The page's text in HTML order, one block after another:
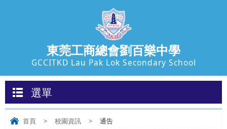
東莞工商總會劉百樂中學
GCCITKD Lau Pak Lok Secondary School
選單
首頁 > 校園資訊 > 通告